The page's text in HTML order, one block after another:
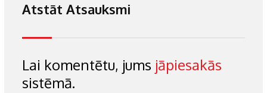
Atstāt Atsauksmi
Lai komentētu, jums jāpiesakās
sistēmā.